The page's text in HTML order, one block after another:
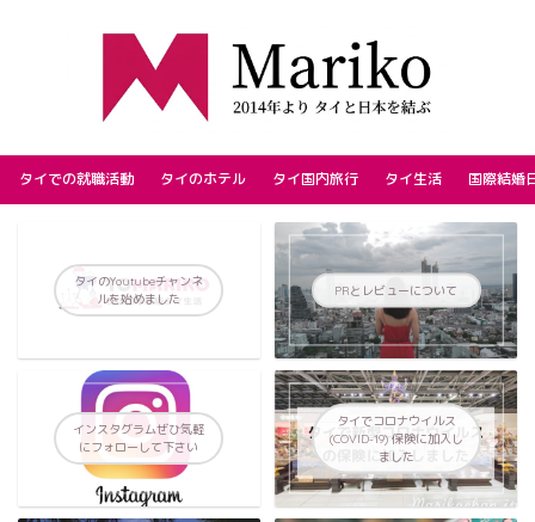
タイでの就職活動 タイのホテル タイ国内旅行 タイ生活 国際結婚
タイのYoutubeチャンネ
ルを始めました
PRとレビューについて
インスタグラムぜひ気軽
にフォローして下さい
タイでコロナウイルス
(COVID-19) 保険に加入し
ました